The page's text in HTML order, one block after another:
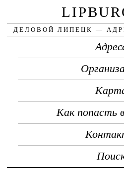
ДЕЛОВОЙ ЛИПЕЦК —
Как попасть